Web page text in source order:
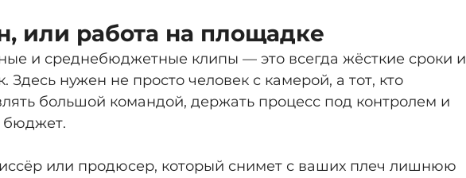
или работа на площадке
и среднебюджетные клипы — это всегда жёсткие сроки и
Здесь нужен не просто человек с камерой, а тот, кто
большой командой, держать процесс под контролем и
бюджет.
или продюсер, который снимет с ваших плеч лишнюю